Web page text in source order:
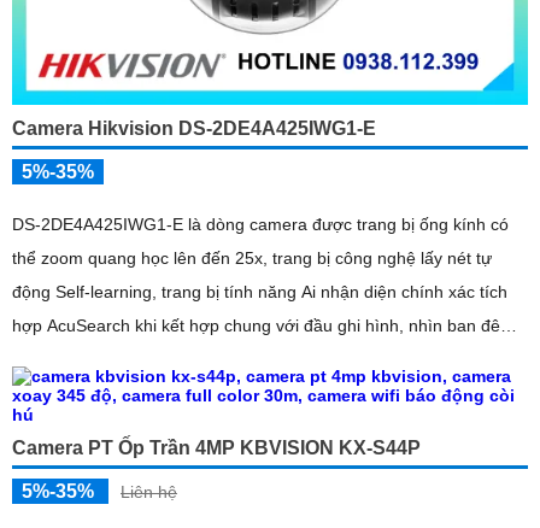
Camera Hikvision DS-2DE4A425IWG1-E
5%-35%
DS-2DE4A425IWG1-E là dòng camera được trang bị ống kính có
thể zoom quang học lên đến 25x, trang bị công nghệ lấy nét tự
động Self-learning, trang bị tính năng Ai nhận diện chính xác tích
hợp AcuSearch khi kết hợp chung với đầu ghi hình, nhìn ban đêm
Camera PT Ốp Trần 4MP KBVISION KX-S44P
5%-35% Liên hệ